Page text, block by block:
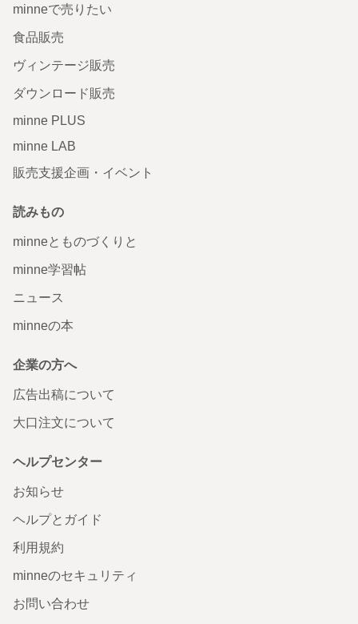
minneで売りたい
食品販売
ヴィンテージ販売
ダウンロード販売
minne PLUS
minne LAB
販売支援企画・イベント
読みもの
minneとものづくりと
minne学習帖
ニュース
minneの本
企業の方へ
広告出稿について
大口注文について
ヘルプセンター
お知らせ
ヘルプとガイド
利用規約
minneのセキュリティ
お問い合わせ